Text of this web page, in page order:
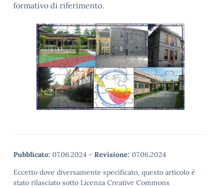
formativo di riferimento.
Pubblicato: 07.06.2024 - Revisione: 07.06.2024
Eccetto dove diversamente specificato, questo articolo è
stato rilasciato sotto Licenza Creative Commons